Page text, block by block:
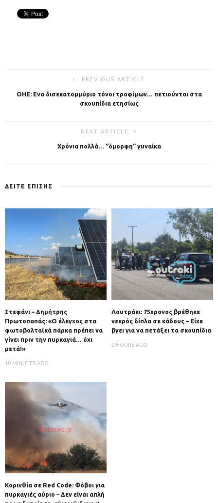
PREVIOUS ARTICLE
ΟΗΕ: Ενα δισεκατομμύριο τόνοι τροφίμων… πετιούνται στα
σκουπίδια ετησίως
NEXT ARTICLE
Χρόνια πολλά… ”όμορφη” γυναίκα
ΔΕΙΤΕ ΕΠΙΣΗΣ
Στεφάνι – Δημήτρης
Πρωτοπαπάς: «Ο έλεγχος στα
φωτοβολταϊκά πάρκα πρέπει να
γίνει πριν την πυρκαγιά… όχι
μετά!»
10 MINUTES AGO
Λουτράκι: 75χρονος βρέθηκε
νεκρός δίπλα σε κάδους – Είχε
βγει για να πετάξει τα σκουπίδια
2 HOURS AGO
Κορινθία σε Red Code: Φόβοι για
πυρκαγιές αύριο – Δεν είναι απλή